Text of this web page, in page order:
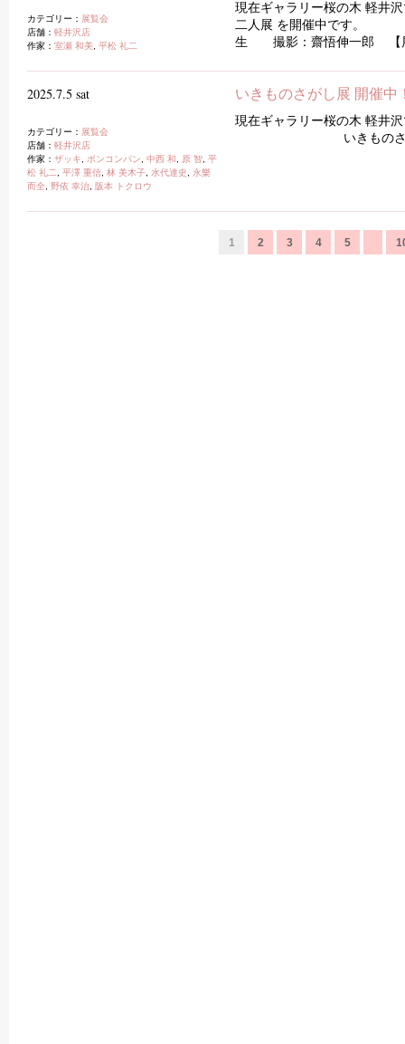
カテゴリー： 展覧会
店舗： 軽井沢店
作家： 室瀬 和美 平松 礼二
現在ギャラリー桜の木 軽井
二人展 を開催中です。 （
生 撮影：齋悟伸一郎
2025.7.5 sat
カテゴリー： 展覧会
店舗： 軽井沢店
作家： ザッキ ボンコンパン 中西 和 原 智 平
松 礼二
平澤 重信 林 美木子 水代達史
永樂
而全
野依 幸治 阪本 トクロウ
いきものさがし展 開催中
現在ギャラリー桜の木 軽井
いきものさが
1 2 3 4 5